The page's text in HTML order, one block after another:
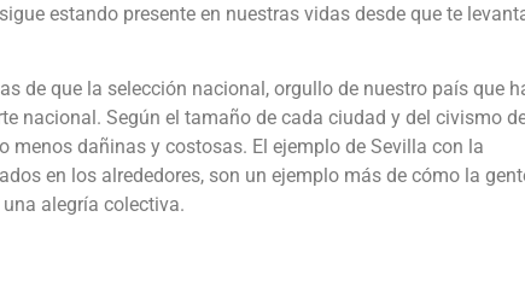
estando presente en nuestras vidas desde que te
de que la selección nacional, orgullo de nuestro país que
nacional. Según el tamaño de cada ciudad y del civismo
dañinas y costosas. El ejemplo de Sevilla con la
en los alrededores, son un ejemplo más de cómo la
alegría colectiva.